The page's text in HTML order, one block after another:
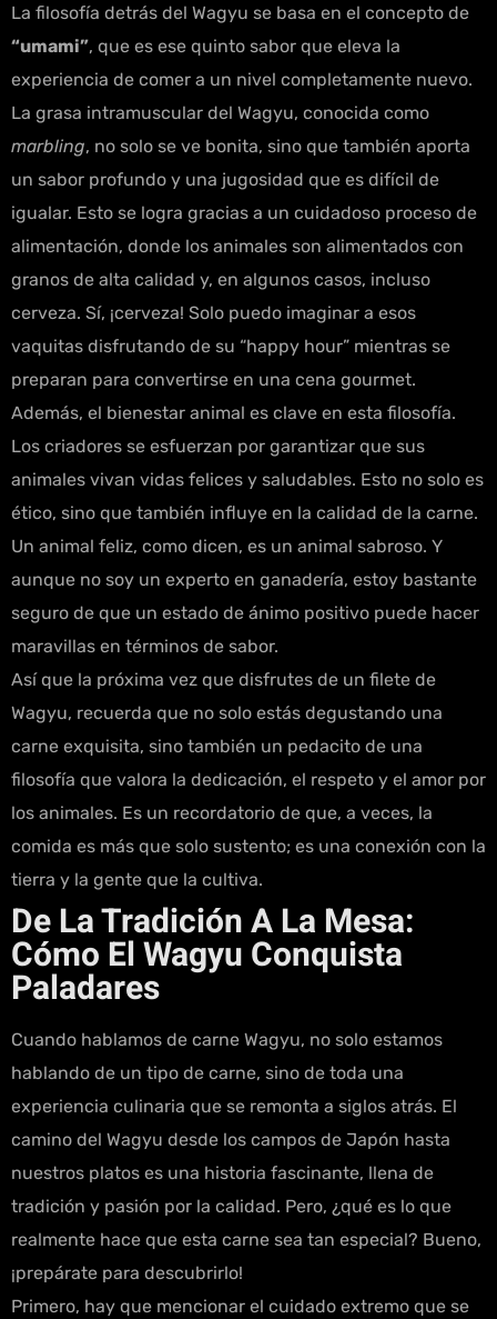
La filosofía detrás del Wagyu se basa en el concepto de
“umami”, que es ese quinto sabor que eleva la
experiencia de comer a un nivel completamente nuevo.
La grasa intramuscular del Wagyu, conocida como
marbling, no solo se ve bonita, sino que también aporta
un sabor profundo y una jugosidad que es difícil de
igualar. Esto se logra gracias a un cuidadoso proceso de
alimentación, donde los animales son alimentados con
granos de alta calidad y, en algunos casos, incluso
cerveza. Sí, ¡cerveza! Solo puedo imaginar a esos
vaquitas disfrutando de su “happy hour” mientras se
preparan para convertirse en una cena gourmet.
Además, el bienestar animal es clave en esta filosofía.
Los criadores se esfuerzan por garantizar que sus
animales vivan vidas felices y saludables. Esto no solo es
ético, sino que también influye en la calidad de la carne.
Un animal feliz, como dicen, es un animal sabroso. Y
aunque no soy un experto en ganadería, estoy bastante
seguro de que un estado de ánimo positivo puede hacer
maravillas en términos de sabor.
Así que la próxima vez que disfrutes de un filete de
Wagyu, recuerda que no solo estás degustando una
carne exquisita, sino también un pedacito de una
filosofía que valora la dedicación, el respeto y el amor por
los animales. Es un recordatorio de que, a veces, la
comida es más que solo sustento; es una conexión con la
tierra y la gente que la cultiva.
De La Tradición A La Mesa:
Cómo El Wagyu Conquista
Paladares
Cuando hablamos de carne Wagyu, no solo estamos
hablando de un tipo de carne, sino de toda una
experiencia culinaria que se remonta a siglos atrás. El
camino del Wagyu desde los campos de Japón hasta
nuestros platos es una historia fascinante, llena de
tradición y pasión por la calidad. Pero, ¿qué es lo que
realmente hace que esta carne sea tan especial? Bueno,
¡prepárate para descubrirlo!
Primero, hay que mencionar el cuidado extremo que se